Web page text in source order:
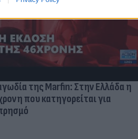
της Marfin: Στην Ελλάδα η
που κατηγορείται για